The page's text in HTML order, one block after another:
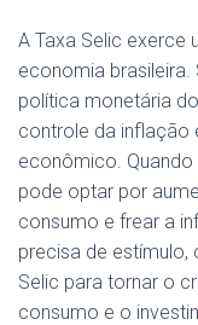
A Taxa Selic exerce
economia brasileira.
política monetária
controle da inflação
econômico.
pode optar por
consumo e frear a
precisa de estímulo,
Selic para tornar o
consumo e o